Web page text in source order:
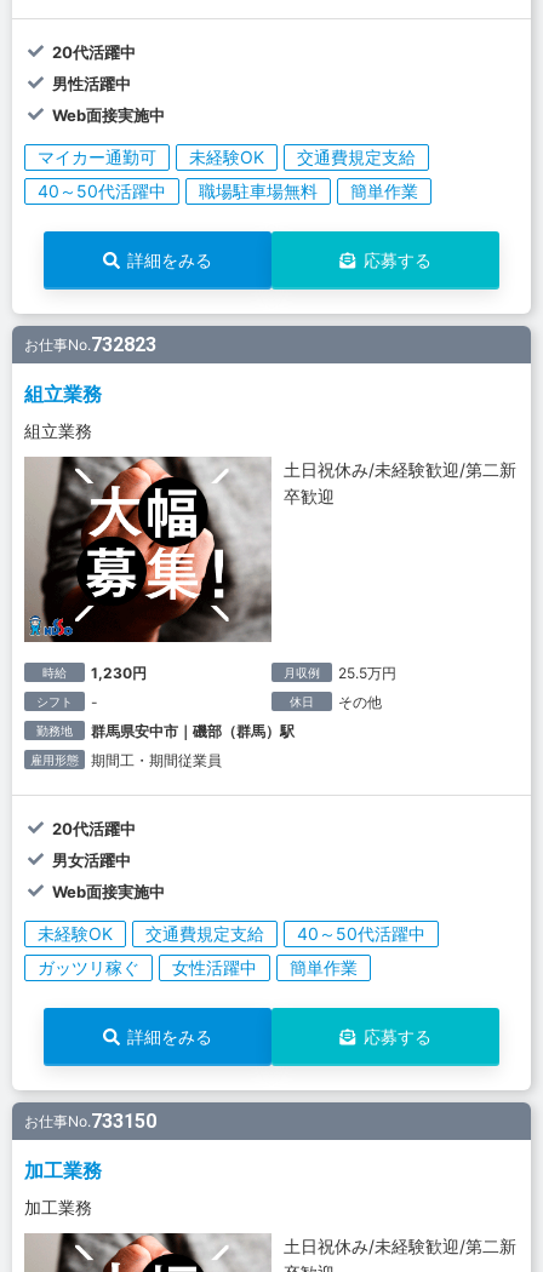
20代活躍中
男性活躍中
Web面接実施中
マイカー通勤可 未経験OK
交通費規定支給
40～50代活躍中
職場駐車場無料 簡単作業
詳細をみる 応募する
お仕事No.732823
組立業務
組立業務
土日祝休み/未経験歓迎/第二新
卒歓迎
時給 1,230円 月収例 25.5万円
シフト - 休日 その他
勤務地 群馬県安中市｜磯部（群馬）駅
雇用形態 期間工・期間従業員
20代活躍中
男女活躍中
Web面接実施中
未経験OK 交通費規定支給
40～50代活躍中
ガッツリ稼ぐ
女性活躍中 簡単作業
詳細をみる 応募する
お仕事No.733150
加工業務
加工業務
土日祝休み/未経験歓迎/第二新